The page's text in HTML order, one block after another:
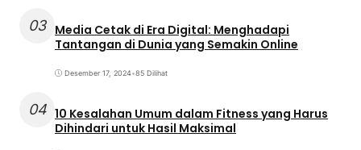
03 Media Cetak di Era Digital: Menghadapi
Tantangan di Dunia yang Semakin Online
Desember 17, 2024•85 Dilihat
04 10 Kesalahan Umum dalam Fitness yang Harus
Dihindari untuk Hasil Maksimal